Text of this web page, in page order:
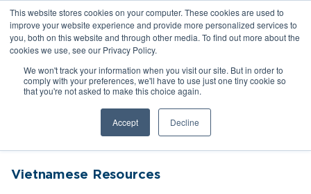
This website stores cookies on your computer. These cookies are used to
improve your website experience and provide more personalized services to
you, both on this website and through other media. To find out more about the
cookies we use, see our Privacy Policy.
We won't track your information when you visit our site. But in order to
comply with your preferences, we'll have to use just one tiny cookie so
that you're not asked to make this choice again.
Accept Decline
Toggle menubar
Vietnamese Resources